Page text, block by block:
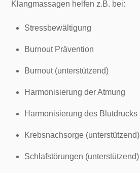
Klangmassagen helfen z.B. bei:
Stressbewältigung
Burnout Prävention
Burnout (unterstützend)
Harmonisierung der Atmung
Harmonisierung des Blutdrucks
Krebsnachsorge (unterstützend)
Schlafstörungen (unterstützend)